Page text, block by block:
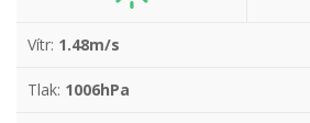
Vítr: 1.48m/s
Tlak: 1006hPa